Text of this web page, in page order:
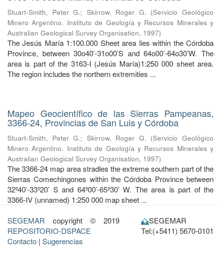
Stuart-Smith, Peter G.; Skirrow, Roger G. (Servicio Geológico
Minero Argentino. Instituto de Geología y Recursos Minerales y
Australian Geological Survey Organisation, 1997)
The Jesús María 1:100.000 Sheet area lies within the Córdoba
Province, between 30o40’-31o00’S and 64o00’-64o30’W. The
area is part of the 3163-I (Jesús María)1:250 000 sheet area.
The region includes the northern extremities ...
Mapeo Geocientífico de las Sierras Pampeanas,
3366-24, Provincias de San Luis y Córdoba
Stuart-Smith, Peter G.; Skirrow, Roger G. (Servicio Geológico
Minero Argentino. Instituto de Geología y Recursos Minerales y
Australian Geological Survey Organisation, 1997)
The 3366-24 map area stradles the extreme southern part of the
Sierras Comechingones within the Córdoba Province between
32º40’-33º20’ S and 64º00’-65º30’ W. The area is part of the
3366-IV (unnamed) 1:250 000 map sheet ...
SEGEMAR copyright © 2019
REPOSITORIO-DSPACE
Contacto | Sugerencias
SEGEMAR
Tel:(+5411) 5670-0101